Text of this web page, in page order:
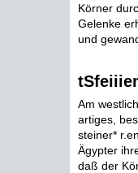
Körner
Gelenke
und
Am
artiges,
steiner*
Ägypter
daß der